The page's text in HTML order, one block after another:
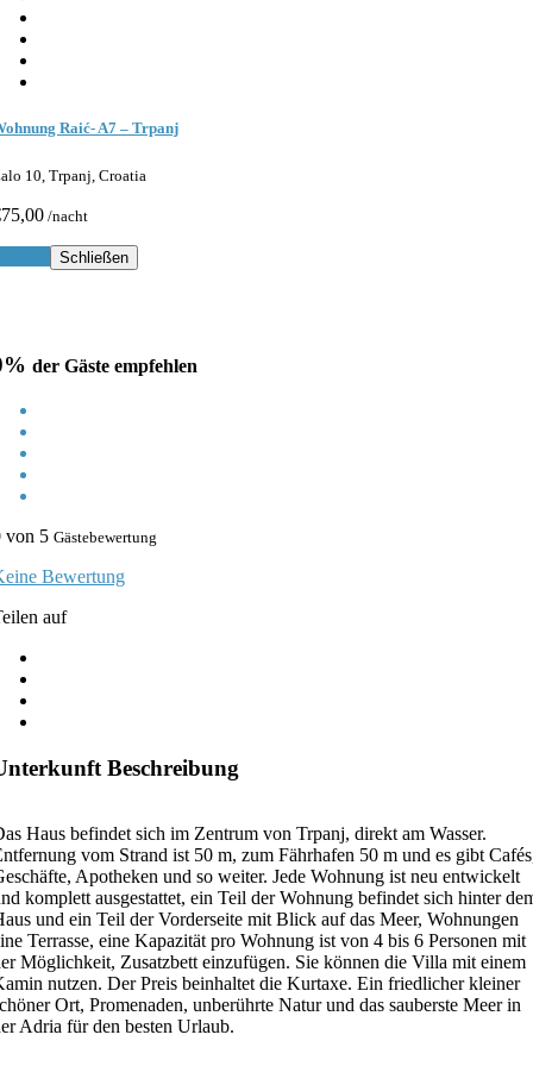
Raić- A7 – Trpanj
10, Trpanj, Croatia
/nacht
Schließen
der Gäste empfehlen
von 5 Gästebewertung
Bewertung
auf
Beschreibung
Haus befindet sich im Zentrum von Trpanj, direkt am Wasser.
vom Strand ist 50 m, zum Fährhafen 50 m und es gibt
Apotheken und so weiter. Jede Wohnung ist neu entwickelt
komplett ausgestattet, ein Teil der Wohnung befindet sich hinter
und ein Teil der Vorderseite mit Blick auf das Meer, Wohnungen
Terrasse, eine Kapazität pro Wohnung ist von 4 bis 6 Personen mit
Möglichkeit, Zusatzbett einzufügen. Sie können die Villa mit einem
nutzen. Der Preis beinhaltet die Kurtaxe. Ein friedlicher kleiner
Ort, Promenaden, unberührte Natur und das sauberste Meer in
Adria für den besten Urlaub.